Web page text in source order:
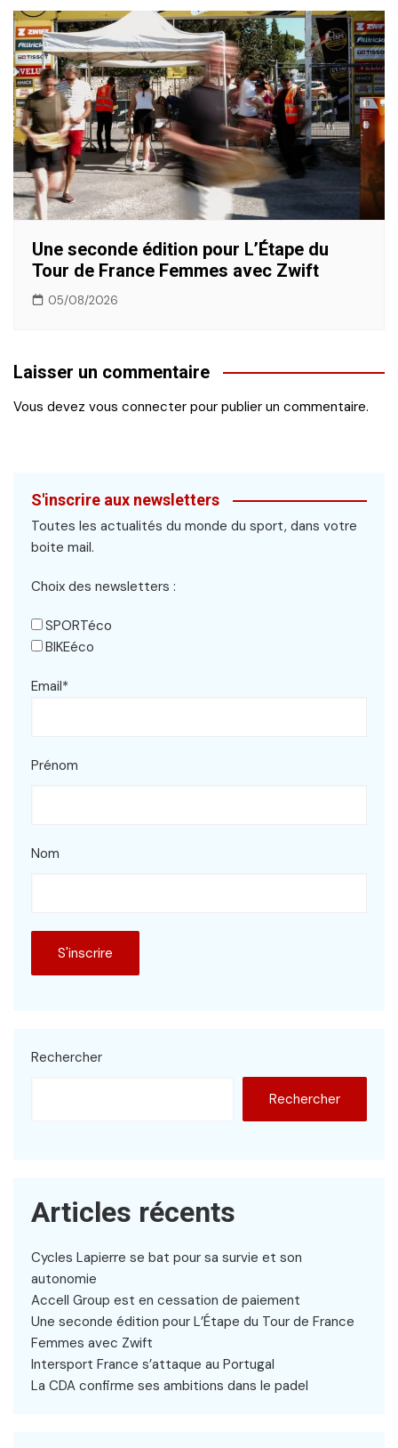
Une seconde édition pour L’Étape du
Tour de France Femmes avec Zwift
05/08/2026
Laisser un commentaire
Vous devez vous connecter pour publier un commentaire.
S'inscrire aux newsletters
Toutes les actualités du monde du sport, dans votre
boite mail.
Choix des newsletters :
SPORTéco
BIKEéco
Email*
Prénom
Nom
Rechercher
Rechercher
Articles récents
Cycles Lapierre se bat pour sa survie et son
autonomie
Accell Group est en cessation de paiement
Une seconde édition pour L’Étape du Tour de France
Femmes avec Zwift
Intersport France s’attaque au Portugal
La CDA confirme ses ambitions dans le padel